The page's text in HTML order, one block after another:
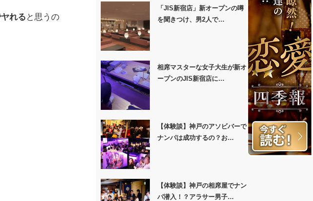
れる と思うの
「JIS新宿店」新オープンの噂
を聞きつけ、男2人で…
相席マスターな女子大生が新オ
ープンのJIS新宿店に…
【体験談】神戸のアソビバーで
ナンパは成功するの？お…
【体験談】神戸の相席屋でナン
パ潜入！？アラサー男子…